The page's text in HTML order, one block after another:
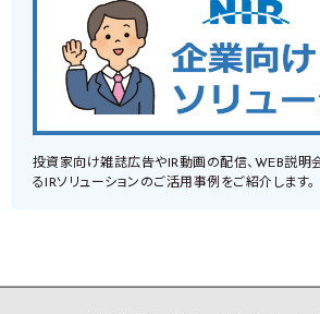
投資家向け雑誌広告やIR動画の配信、WEB説明
るIRソリューションのご活用事例をご紹介します。